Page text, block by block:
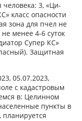
человека: 3, «Ци-
класс опасности
зона для пчел не
менее 4-6 суток
Супер КС»
Защитная
05.07.2023,
с кадастровым
в: Целинном
пункты в
планируется